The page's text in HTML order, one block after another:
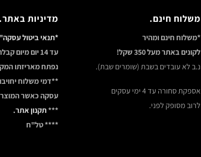
משלוח חינם.
*משלוח חינם ומהיר
לקונים באתר מעל 350 שקל!
נ.ב לא עובדים בשבת (שומרים שבת).
אספקת סחורה עד 4 ימי עסקים
לרוב מסופק לפני.
מדיניות באתר.
*תנאי ביטול
עד 14 יום
נפתח מאריזתו
**דמי משלוח
עסקה כאשר
***תקנון אתר.
**** טל"ח